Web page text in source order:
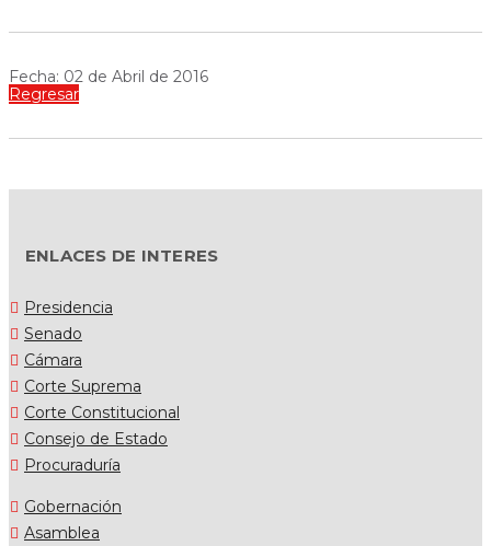
Fecha: 02 de Abril de 2016
Regresar
ENLACES DE INTERES
Presidencia
Senado
Cámara
Corte Suprema
Corte Constitucional
Consejo de Estado
Procuraduría
Gobernación
Asamblea